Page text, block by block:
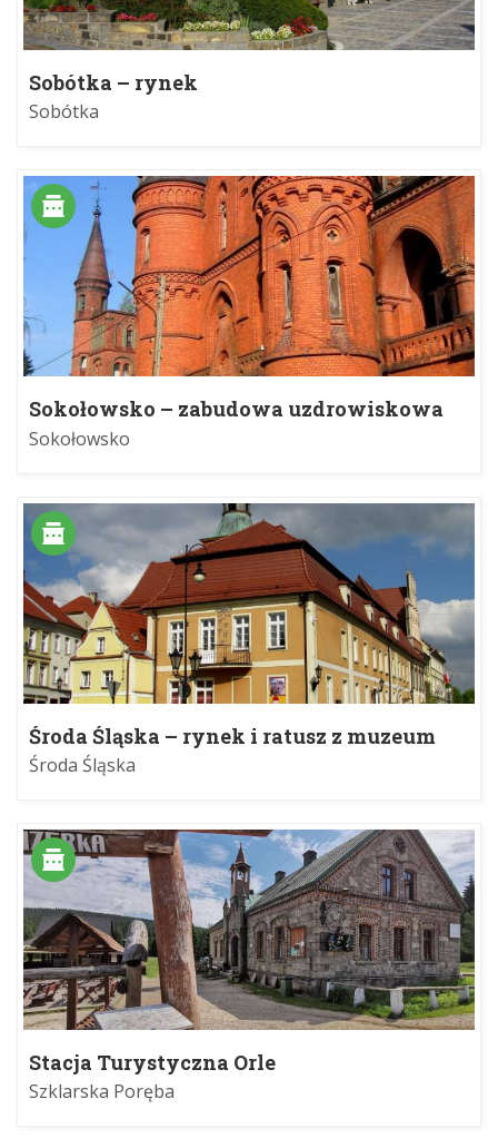
Sobótka – rynek
Sobótka
Sokołowsko – zabudowa uzdrowiskowa
Sokołowsko
Środa Śląska – rynek i ratusz z muzeum
Środa Śląska
Stacja Turystyczna Orle
Szklarska Poręba